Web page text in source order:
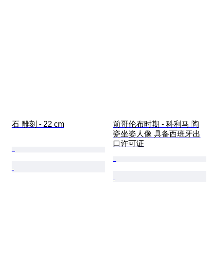
石 雕刻 - 22 cm
前哥伦布时期 - 科利马 陶
瓷坐姿人像 具备西班牙出
口许可证